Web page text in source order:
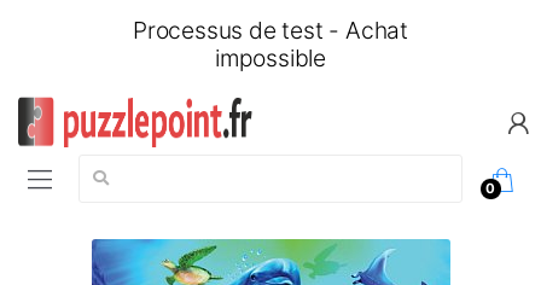
Processus de test - Achat
impossible
Chercher:
0